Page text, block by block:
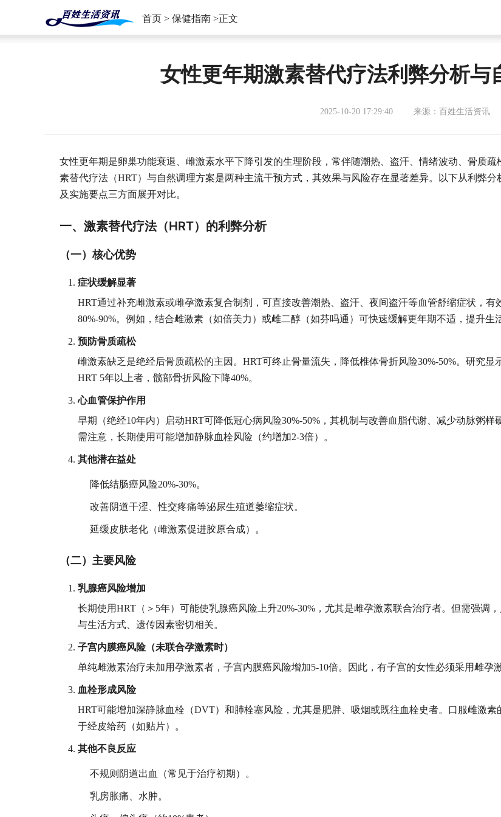
首页 > 保健指南 >正文
女性更年期激素替代疗法利弊分析与
2025-10-20 17:29:40 来源：百姓生活资讯
女性更年期是卵巢功能衰退、雌激素水平下降引发的生理阶段，常伴随潮热、盗汗、情绪波动、骨质疏
素替代疗法（HRT）与自然调理方案是两种主流干预方式，其效果与风险存在显著差异。以下从利弊分
及实施要点三方面展开对比。
一、激素替代疗法（HRT）的利弊分析
（一）核心优势
症状缓解显著
HRT通过补充雌激素或雌孕激素复合制剂，可直接改善潮热、盗汗、夜间盗汗等血管舒缩症状，有
80%-90%。例如，结合雌激素（如倍美力）或雌二醇（如芬吗通）可快速缓解更年期不适，提升生
预防骨质疏松
雌激素缺乏是绝经后骨质疏松的主因。HRT可终止骨量流失，降低椎体骨折风险30%-50%。研究显
HRT 5年以上者，髋部骨折风险下降40%。
心血管保护作用
早期（绝经10年内）启动HRT可降低冠心病风险30%-50%，其机制与改善血脂代谢、减少动脉粥样
需注意，长期使用可能增加静脉血栓风险（约增加2-3倍）。
其他潜在益处
降低结肠癌风险20%-30%。
改善阴道干涩、性交疼痛等泌尿生殖道萎缩症状。
延缓皮肤老化（雌激素促进胶原合成）。
（二）主要风险
乳腺癌风险增加
长期使用HRT（＞5年）可能使乳腺癌风险上升20%-30%，尤其是雌孕激素联合治疗者。但需强调
与生活方式、遗传因素密切相关。
子宫内膜癌风险（未联合孕激素时）
单纯雌激素治疗未加用孕激素者，子宫内膜癌风险增加5-10倍。因此，有子宫的女性必须采用雌孕
血栓形成风险
HRT可能增加深静脉血栓（DVT）和肺栓塞风险，尤其是肥胖、吸烟或既往血栓史者。口服雌激素
于经皮给药（如贴片）。
其他不良反应
不规则阴道出血（常见于治疗初期）。
乳房胀痛、水肿。